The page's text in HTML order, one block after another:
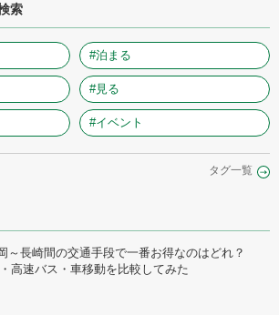
索
#泊まる
#見る
#イベント
タグ一覧
～長崎間の交通手段で一番お得なのはどれ？
高速バス・車移動を比較してみた